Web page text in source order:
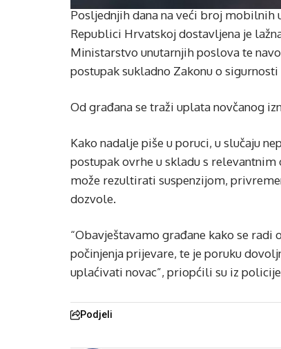
Posljednjih dana na veći broj
Republici Hrvatskoj dostavljena je
Ministarstvo unutarnjih poslova te
postupak sukladno Zakonu o
Od građana se traži uplata novčanog
Kako nadalje piše u poruci, u slučaju
postupak ovrhe u skladu s
može rezultirati suspenzijom,
dozvole.
“Obavještavamo građane kako se
počinjenja prijevare, te je poruku
uplaćivati novac”, priopćili su iz
Podjeli